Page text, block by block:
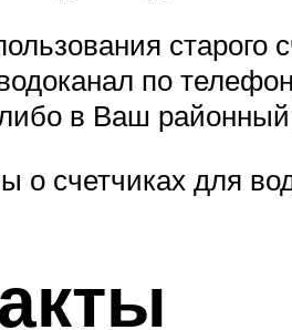
старого
по
в Ваш районный
о счетчиках для